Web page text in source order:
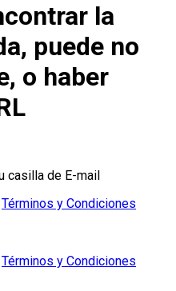
la
puede no
o haber
casilla de E-mail
Términos y Condiciones
Términos y Condiciones